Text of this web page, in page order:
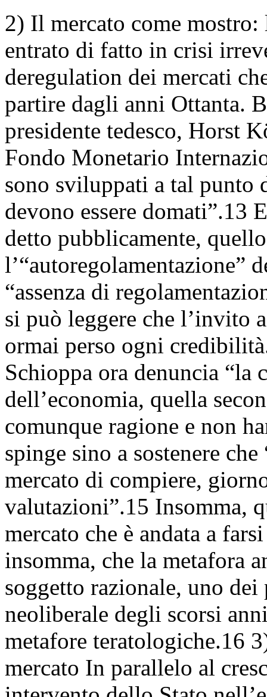
2) Il mercato come mostro:
entrato di fatto in crisi
deregulation dei mercati
partire dagli anni Ottanta.
presidente tedesco, Horst
Fondo Monetario
sono sviluppati a tal punto
devono essere domati”.13
detto pubblicamente,
l’“autoregolamentazione”
“assenza di
si può leggere che l’invito
ormai perso ogni
Schioppa ora denuncia
dell’economia, quella
comunque ragione e non
spinge sino a sostenere
mercato di compiere,
valutazioni”.15 Insomma,
mercato che è andata a
insomma, che la metafora
soggetto razionale, uno
neoliberale degli scorsi
metafore teratologiche.16
mercato In parallelo al